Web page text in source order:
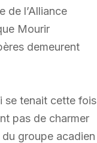
de l’Alliance
Mourir
demeurent
se tenait cette fois
pas de charmer
groupe acadien